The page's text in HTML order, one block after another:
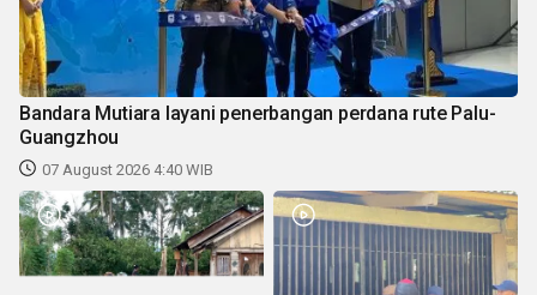
Bandara Mutiara layani penerbangan perdana rute Palu-
Guangzhou
07 August 2026 4:40 WIB